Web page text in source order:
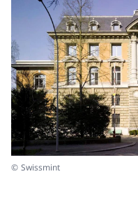
© Swissmint